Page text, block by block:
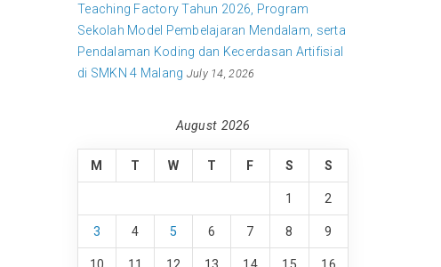
Teaching Factory Tahun 2026, Program
Sekolah Model Pembelajaran Mendalam, serta
Pendalaman Koding dan Kecerdasan Artifisial
di SMKN 4 Malang July 14, 2026
August 2026
M T W T F S S
1 2
3 4 5 6 7 8 9